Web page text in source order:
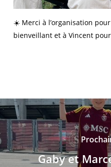
☀️ Merci à l’organisation
bienveillant et à Vincent
Gaby et